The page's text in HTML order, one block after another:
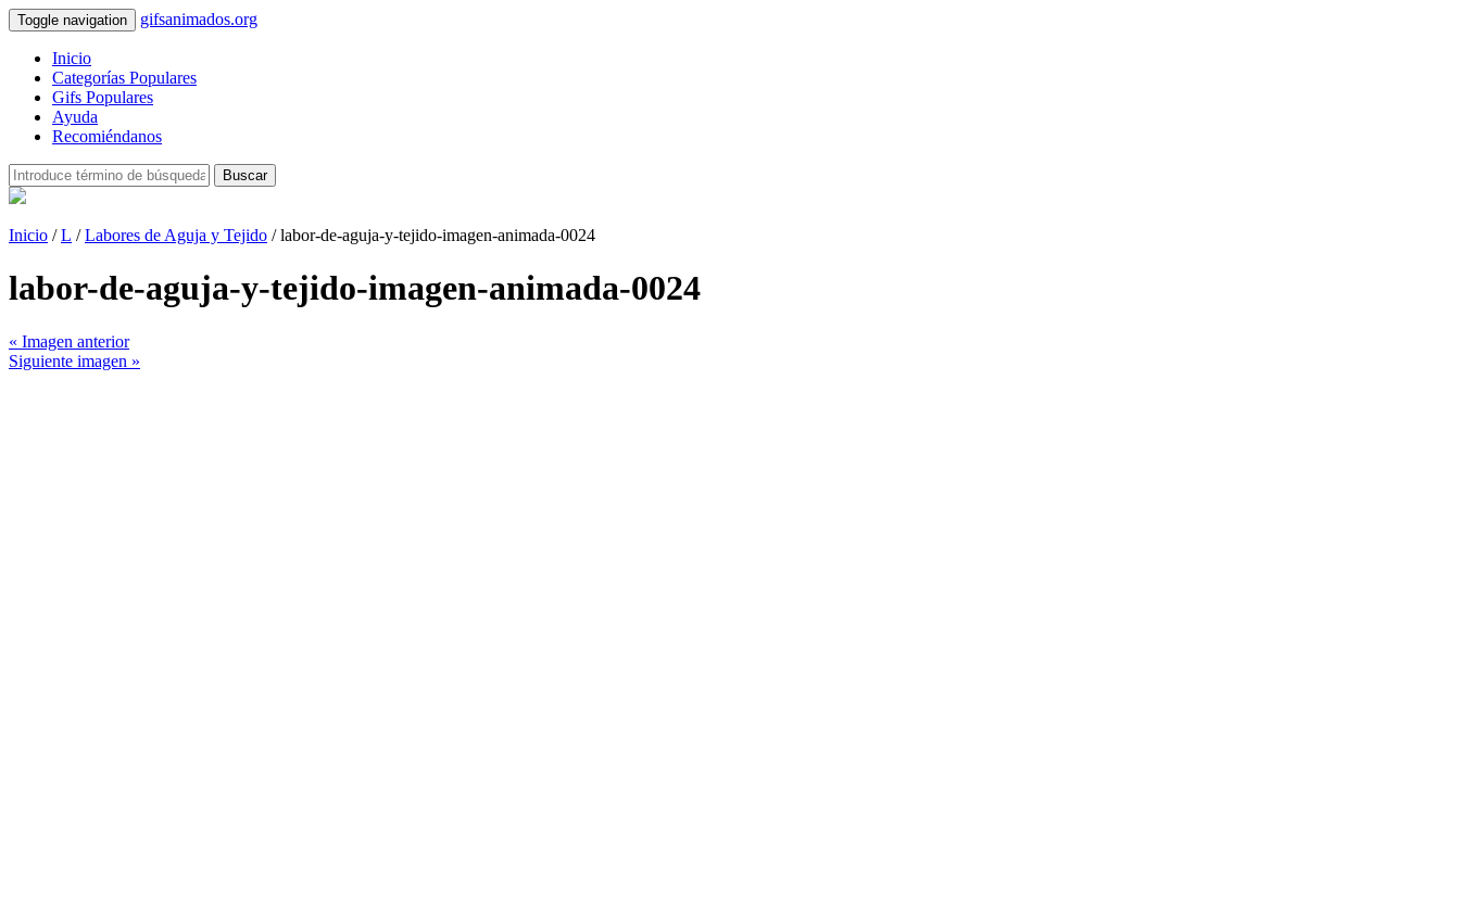
Toggle navigation gifsanimados.org
Inicio
Categorías Populares
Gifs Populares
Ayuda
Recomiéndanos
Buscar
Inicio /L /Labores de Aguja y Tejido / labor-de-aguja-y-tejido-imagen-animada-0024
labor-de-aguja-y-tejido-imagen-animada-0024
« Imagen anterior
Siguiente imagen »